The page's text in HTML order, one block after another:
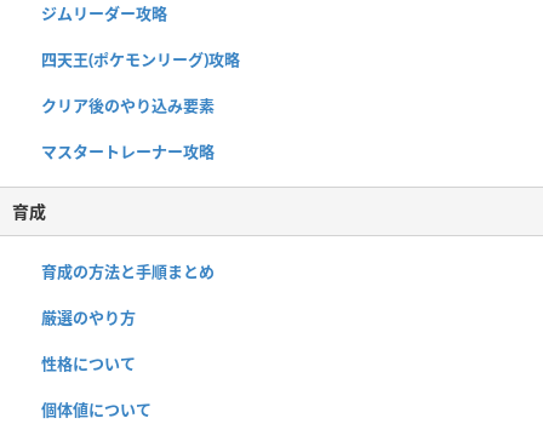
ジムリーダー攻略
四天王(ポケモンリーグ)攻略
クリア後のやり込み要素
マスタートレーナー攻略
育成
育成の方法と手順まとめ
厳選のやり方
性格について
個体値について